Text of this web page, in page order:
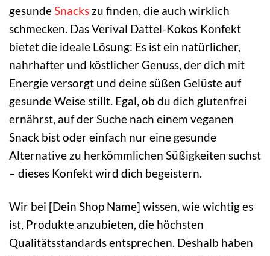
gesundeSnacks zu finden, die auch wirklich
schmecken. Das Verival Dattel-Kokos Konfekt
bietet die ideale Lösung: Es ist ein natürlicher,
nahrhafter und köstlicher Genuss, der dich mit
Energie versorgt und deine süßen Gelüste auf
gesunde Weise stillt. Egal, ob du dich glutenfrei
ernährst, auf der Suche nach einem veganen
Snack bist oder einfach nur eine gesunde
Alternative zu herkömmlichen Süßigkeiten suchst
– dieses Konfekt wird dich begeistern.
Wir bei [Dein Shop Name] wissen, wie wichtig es
ist, Produkte anzubieten, die höchsten
Qualitätsstandards entsprechen. Deshalb haben